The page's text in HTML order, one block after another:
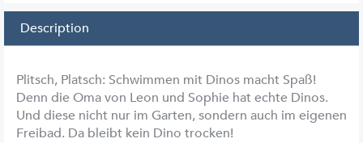
Description
Plitsch, Platsch: Schwimmen mit Dinos macht Spaß!
Denn die Oma von Leon und Sophie hat echte Dinos.
Und diese nicht nur im Garten, sondern auch im eigenen
Freibad. Da bleibt kein Dino trocken!